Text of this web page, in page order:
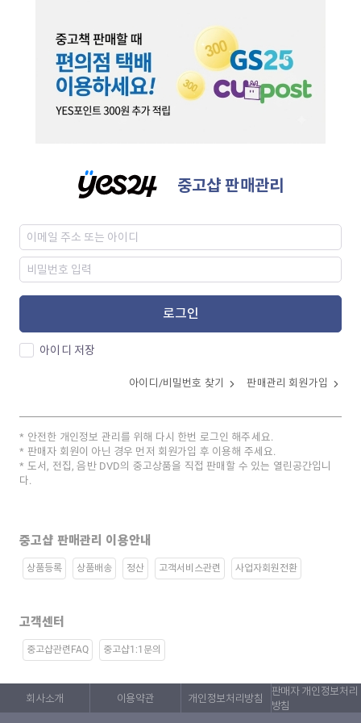
중고샵 판매관리
로그인
아이디 저장
아이디/비밀번호 찾기 판매관리 회원가입
안전한 개인정보 관리를 위해 다시 한번 로그인 해주세요.
판매자 회원이 아닌 경우 먼저 회원가입 후 이용해 주세요.
도서, 전집, 음반 DVD의 중고상품을 직접 판매할 수 있는 열린공간입니
다.
중고샵 판매관리 이용안내
상품등록 상품배송 정산 고객서비스관련 사업자회원전환
고객센터
중고샵관련FAQ 중고샵1:1문의
회사소개 이용약관 개인정보처리방침
판매자 개인정보처리
방침